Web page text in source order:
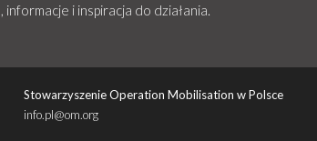
i inspiracja do działania.
Stowarzyszenie Operation Mobilisation w Polsce
info.pl@om.org